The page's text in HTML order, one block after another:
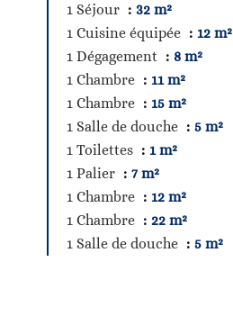
1 Séjour
32 m²
1 Cuisine équipée
12 m²
1 Dégagement
8 m²
1 Chambre
11 m²
1 Chambre
15 m²
1 Salle de douche
5 m²
1 Toilettes
1 m²
1 Palier
7 m²
1 Chambre
12 m²
1 Chambre
22 m²
1 Salle de douche
5 m²